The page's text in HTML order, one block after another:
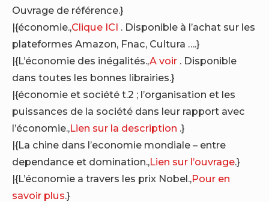
Ouvrage de référence.}
|{économie.,Clique ICI . Disponible à l’achat sur les
plateformes Amazon, Fnac, Cultura ….}
|{L’économie des inégalités.,A voir . Disponible
dans toutes les bonnes librairies.}
|{économie et société t.2 ; l’organisation et les
puissances de la société dans leur rapport avec
l’économie.,Lien sur la description .}
|{La chine dans l’economie mondiale – entre
dependance et domination.,Lien sur l’ouvrage.}
|{L’économie a travers les prix Nobel.,Pour en
savoir plus.}